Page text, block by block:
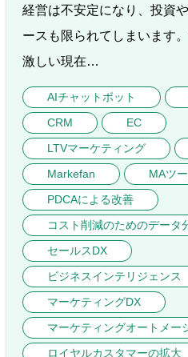
経営は不安定になり、投資
ースも限られてしまいます
激しい現在…
AIチャットボット
CRM
EC
LTVマーケティング
Markefan
MAツ
PDCAによる改善
コスト削減のためのデータ
セールスDX
ビジネスインテリジェンス
マーケティングDX
マーケティングオートメ
ロイヤルカスタマーの拡大